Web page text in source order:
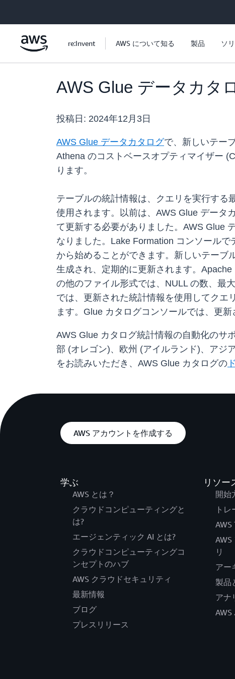
re:Invent AWS について知る 製品 ソ
AWS Glue データカタ
投稿日: 2024年12月3日
AWS Glue データカタログで、新しいテー
Athena のコストベースオプティマイザー
ります。
テーブルの統計情報は、クエリを実行する
使用されます。以前は、AWS Glue データ
て更新する必要がありました。AWS Glue
なりました。Lake Formation コンソール
から始めることができます。新しいテーブ
生成され、定期的に更新されます。
の他のファイル形式では、NULL の数、最
では、更新された統計情報を使用してクエ
ます。Glue カタログコンソールでは、更
AWS Glue カタログ統計情報の自動化のサ
部 (オレゴン)、欧州 (アイルランド)、アジ
をお読みいただき、AWS Glue カタログの
AWS アカウントを作成する
学ぶ
AWS とは？
クラウドコンピューティングと
は?
エージェンティック AI とは?
クラウドコンピューティングコ
ンセプトのハブ
AWS クラウドセキュリティ
最新情報
ブログ
プレスリリース
リソー
開始
ト
AWS
リ
アー
製品
アナ
AWS